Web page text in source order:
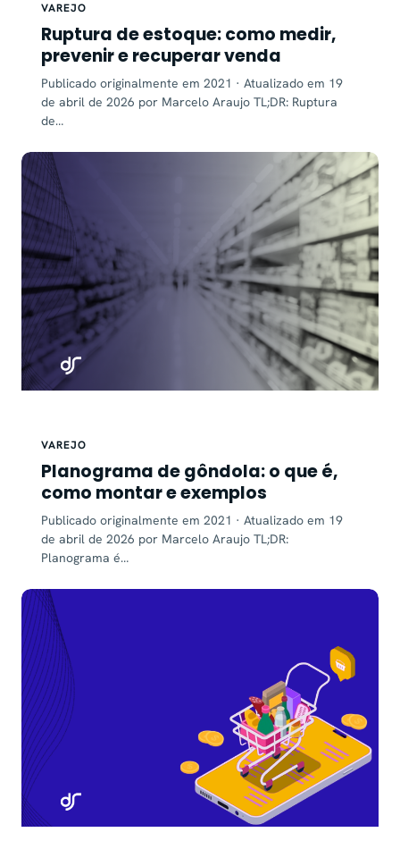
VAREJO
Ruptura de estoque: como medir,
prevenir e recuperar venda
Publicado originalmente em 2021 · Atualizado em 19
de abril de 2026 por Marcelo Araujo TL;DR: Ruptura
de…
VAREJO
Planograma de gôndola: o que é,
como montar e exemplos
Publicado originalmente em 2021 · Atualizado em 19
de abril de 2026 por Marcelo Araujo TL;DR:
Planograma é…